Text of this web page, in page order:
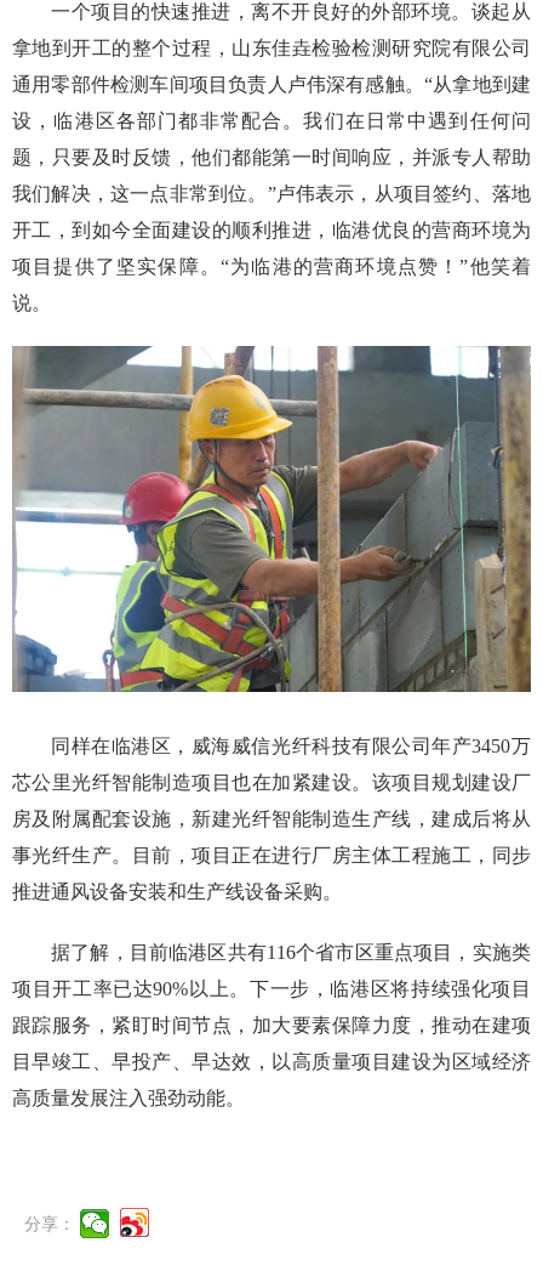
一个项目的快速推进，离不开良好的外部环境。谈起从
拿地到开工的整个过程，山东佳垚检验检测研究院有限公司
通用零部件检测车间项目负责人卢伟深有感触。“从拿地到建
设，临港区各部门都非常配合。我们在日常中遇到任何问
题，只要及时反馈，他们都能第一时间响应，并派专人帮助
我们解决，这一点非常到位。”卢伟表示，从项目签约、落地
开工，到如今全面建设的顺利推进，临港优良的营商环境为
项目提供了坚实保障。“为临港的营商环境点赞！”他笑着
说。
同样在临港区，威海威信光纤科技有限公司年产3450万
芯公里光纤智能制造项目也在加紧建设。该项目规划建设厂
房及附属配套设施，新建光纤智能制造生产线，建成后将从
事光纤生产。目前，项目正在进行厂房主体工程施工，同步
推进通风设备安装和生产线设备采购。
据了解，目前临港区共有116个省市区重点项目，实施类
项目开工率已达90%以上。下一步，临港区将持续强化项目
跟踪服务，紧盯时间节点，加大要素保障力度，推动在建项
目早竣工、早投产、早达效，以高质量项目建设为区域经济
高质量发展注入强劲动能。
分享：